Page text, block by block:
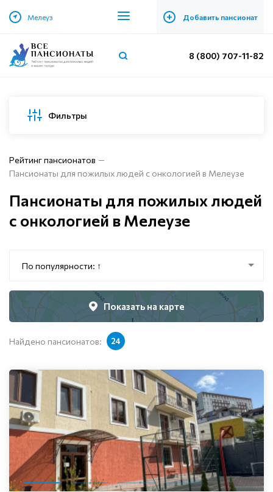
Мелеуз + Добавить пансионат
8 (800) 707-11-82
Фильтры
Рейтинг пансионатов
Пансионаты для пожилых людей с онкологией в Мелеузе
Пансионаты для пожилых людей
с онкологией в Мелеузе
По популярности: ↑
Показать на карте
Найдено пансионатов: 24